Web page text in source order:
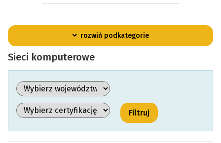
rozwiń podkategorie
Sieci komputerowe